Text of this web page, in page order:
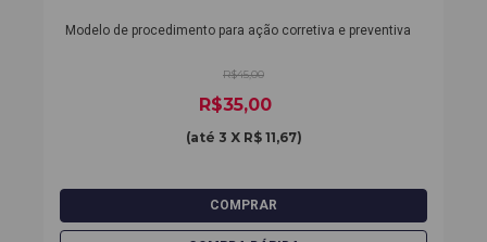
Modelo de procedimento para ação corretiva e preventiva
R$45,00
R$35,00
(até 3 X R$ 11,67)